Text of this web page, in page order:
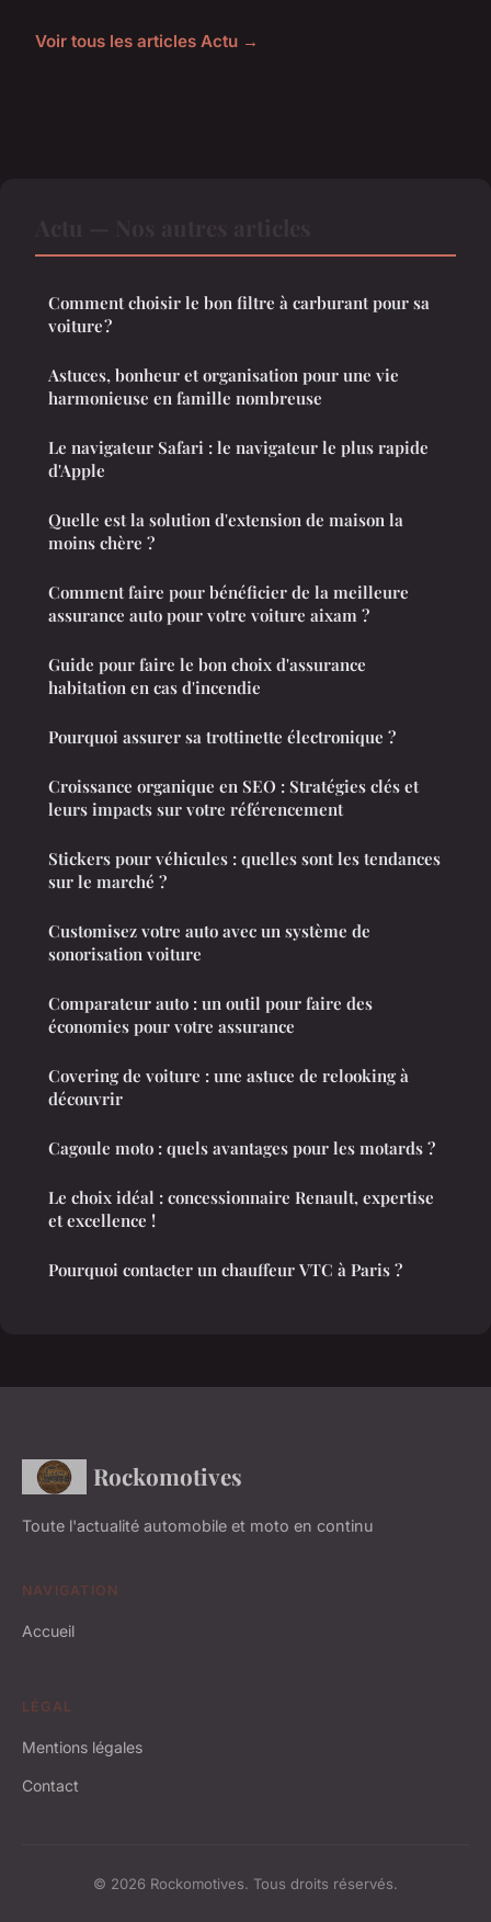
Voir tous les articles Actu →
Comment choisir le bon filtre à carburant pour sa
voiture ?
Astuces, bonheur et organisation pour une vie
harmonieuse en famille nombreuse
Le navigateur Safari : le navigateur le plus rapide
d'Apple
Quelle est la solution d'extension de maison la
moins chère ?
Comment faire pour bénéficier de la meilleure
assurance auto pour votre voiture aixam ?
Guide pour faire le bon choix d'assurance
habitation en cas d'incendie
Pourquoi assurer sa trottinette électronique ?
Croissance organique en SEO : Stratégies clés et
leurs impacts sur votre référencement
Stickers pour véhicules : quelles sont les tendances
sur le marché ?
Customisez votre auto avec un système de
sonorisation voiture
Comparateur auto : un outil pour faire des
économies pour votre assurance
Covering de voiture : une astuce de relooking à
découvrir
Cagoule moto : quels avantages pour les motards ?
Le choix idéal : concessionnaire Renault, expertise
et excellence !
Pourquoi contacter un chauffeur VTC à Paris ?
Rockomotives
Toute l'actualité automobile et moto en continu
NAVIGATION
Accueil
LÉGAL
Mentions légales
Contact
© 2026 Rockomotives. Tous droits réservés.